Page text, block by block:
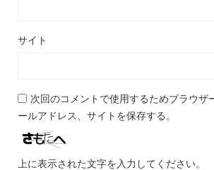
サイト
次回のコメントで使用するためブラウザ
ールアドレス、サイトを保存する。
上に表示された文字を入力してください。